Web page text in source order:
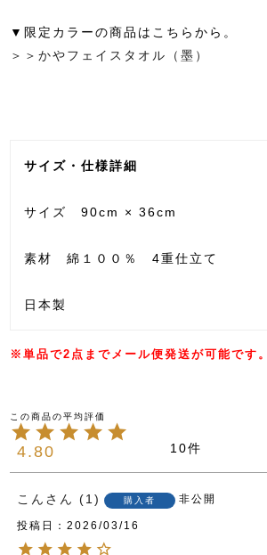
▼限定カラーの商品はこちらから。
＞＞かやフェイスタオル（墨）
サイズ・仕様詳細
サイズ 90cm × 36cm
素材 綿１００％ 4重仕立て
日本製
※単品で2点までメール便発送が可能です。
4.80 10
こん 1 購入者 非公開
投稿日 2026/03/16